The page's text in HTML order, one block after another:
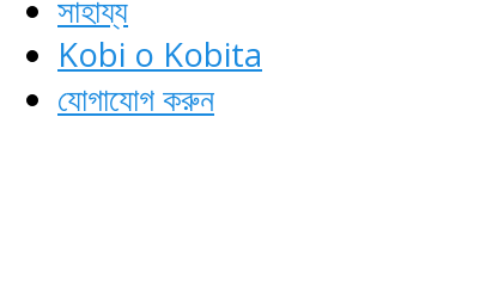
সাহায্য
Kobi o Kobita
যোগাযোগ করুন